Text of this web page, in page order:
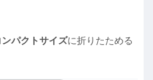
パクトサイズに折りたためる